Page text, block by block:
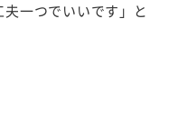
一つでいいです」と